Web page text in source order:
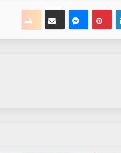
لينكدإنبينتيريست
ماسنجرمشاركة عبر البريدطباعة